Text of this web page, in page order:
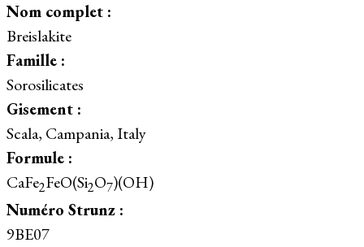
Nom complet :
Breislakite
Famille :
Sorosilicates
Gisement :
Scala, Campania, Italy
Formule :
CaFe2FeO(Si2O7)(OH)
Numéro Strunz :
9BE07